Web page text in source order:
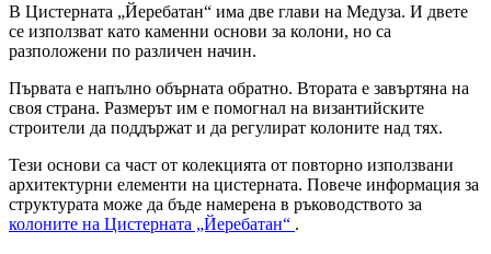
В Цистерната „Йеребатан“ има две глави на Медуза. И двете
се използват като каменни основи за колони, но са
разположени по различен начин.
Първата е напълно обърната обратно. Втората е завъртяна на
своя страна. Размерът им е помогнал на византийските
строители да поддържат и да регулират колоните над тях.
Тези основи са част от колекцията от повторно използвани
архитектурни елементи на цистерната. Повече информация за
структурата може да бъде намерена в ръководството за
колоните на Цистерната „Йеребатан“ .